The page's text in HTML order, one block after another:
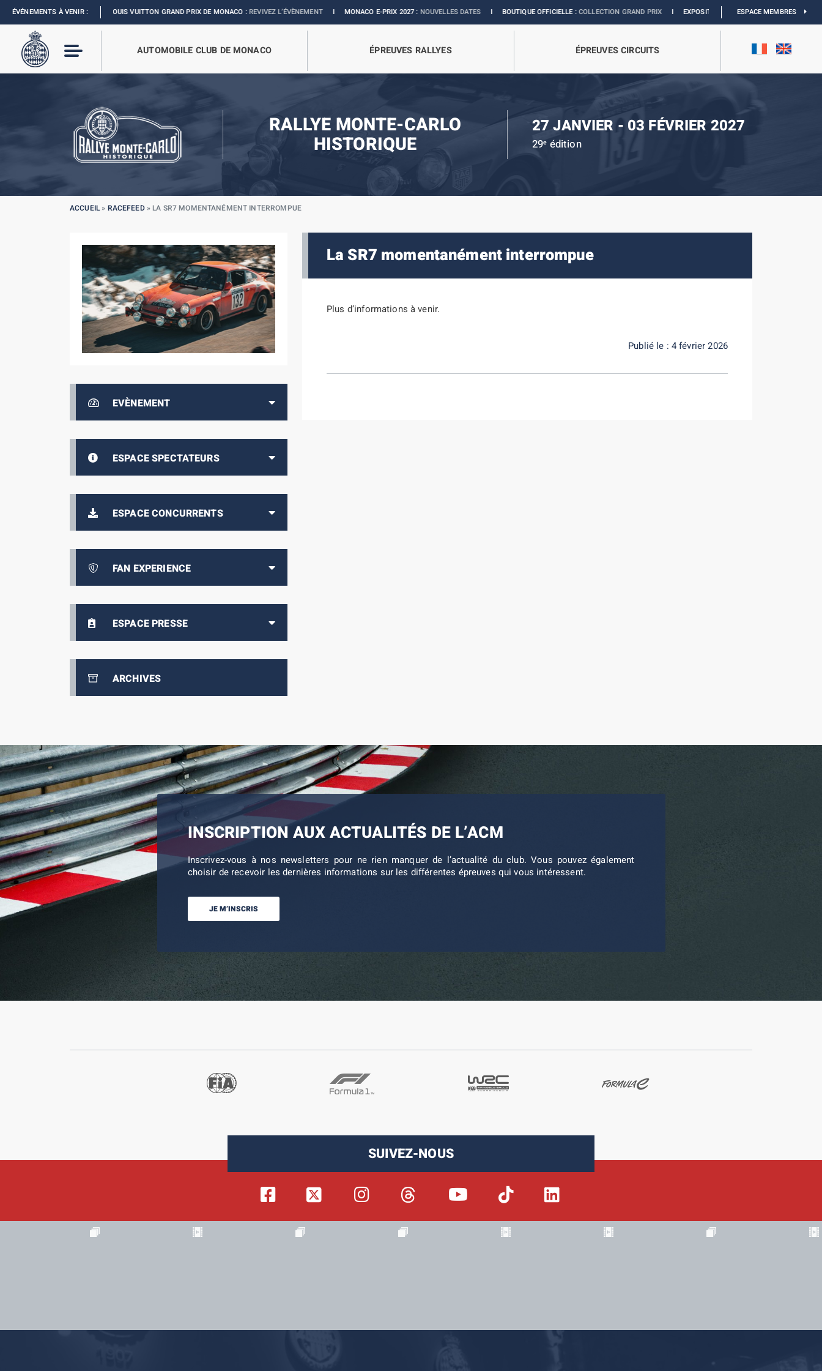
ÉVÉNEMENTS À VENIR :
FORMULA 1 LOUIS VUITTON GRAND PRIX DE MONACO :REVIVEZ L’ÉVÈNEMENTIMONACO E-PRIX 2027 :NOUVELLES DATESIBOUTIQUE OFFICIELLE :COLLECTION GRAND PRIXI EXPOSITION MONACO & L’AUTOMOBILE :DÉCOUVREZ
ESPACE MEMBRES
AUTOMOBILE CLUB DE MONACO ÉPREUVES RALLYES ÉPREUVES CIRCUITS
RALLYE MONTE-CARLO
HISTORIQUE
27 JANVIER - 03 FÉVRIER 2027
29e édition
ACCUEIL» RACEFEED» LA SR7 MOMENTANÉMENT INTERROMPUE
EVÈNEMENT
ESPACE SPECTATEURS
ESPACE CONCURRENTS
FAN EXPERIENCE
ESPACE PRESSE
ARCHIVES
La SR7 momentanément interrompue
Plus d’informations à venir.
Publié le : 4 février 2026
INSCRIPTION AUX ACTUALITÉS DE L’ACM
Inscrivez-vous à nos newsletters pour ne rien manquer de l’actualité du club. Vous pouvez également
choisir de recevoir les dernières informations sur les différentes épreuves qui vous intéressent.
JE M’INSCRIS
SUIVEZ-NOUS